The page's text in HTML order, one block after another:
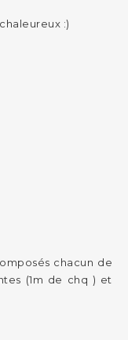
:)
chacun de
(1m de chq ) et